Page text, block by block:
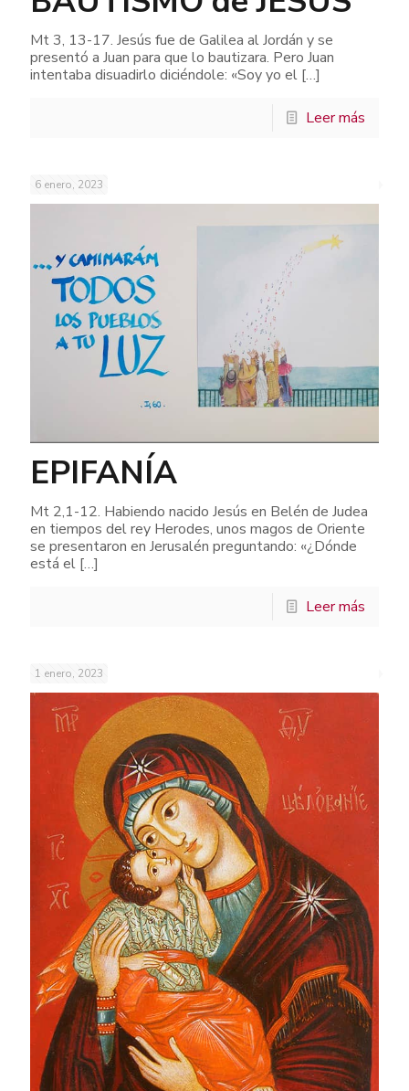
Mt 3, 13-17. Jesús fue de Galilea al Jordán y se
presentó a Juan para que lo bautizara. Pero Juan
intentaba disuadirlo diciéndole: «Soy yo el […]
Leer más
6 enero, 2023
EPIFANÍA
Mt 2,1-12. Habiendo nacido Jesús en Belén de Judea
en tiempos del rey Herodes, unos magos de Oriente
se presentaron en Jerusalén preguntando: «¿Dónde
está el […]
Leer más
1 enero, 2023